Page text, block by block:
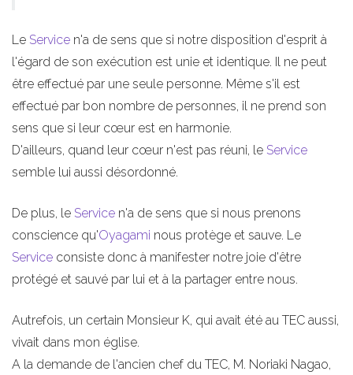
Le Service n'a de sens que si notre disposition d'esprit à
l'égard de son exécution est unie et identique. Il ne peut
être effectué par une seule personne. Même s'il est
effectué par bon nombre de personnes, il ne prend son
sens que si leur cœur est en harmonie.
D'ailleurs, quand leur cœur n'est pas réuni, le Service
semble lui aussi désordonné.
De plus, le Service n'a de sens que si nous prenons
conscience qu'Oyagami nous protège et sauve. Le
Service consiste donc à manifester notre joie d'être
protégé et sauvé par lui et à la partager entre nous.
Autrefois, un certain Monsieur K, qui avait été au TEC aussi,
vivait dans mon église.
A la demande de l'ancien chef du TEC, M. Noriaki Nagao,